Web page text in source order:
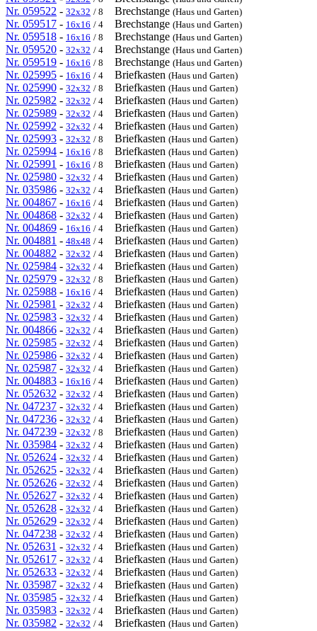
Nr. 059522 - 32x32 / 8 Brechstange (Haus und Garten)
Nr. 059517 - 16x16 / 4 Brechstange (Haus und Garten)
Nr. 059518 - 16x16 / 8 Brechstange (Haus und Garten)
Nr. 059520 - 32x32 / 4 Brechstange (Haus und Garten)
Nr. 059519 - 16x16 / 8 Brechstange (Haus und Garten)
Nr. 025995 - 16x16 / 4 Briefkasten (Haus und Garten)
Nr. 025990 - 32x32 / 8 Briefkasten (Haus und Garten)
Nr. 025982 - 32x32 / 4 Briefkasten (Haus und Garten)
Nr. 025989 - 32x32 / 4 Briefkasten (Haus und Garten)
Nr. 025992 - 32x32 / 4 Briefkasten (Haus und Garten)
Nr. 025993 - 32x32 / 8 Briefkasten (Haus und Garten)
Nr. 025994 - 16x16 / 8 Briefkasten (Haus und Garten)
Nr. 025991 - 16x16 / 8 Briefkasten (Haus und Garten)
Nr. 025980 - 32x32 / 4 Briefkasten (Haus und Garten)
Nr. 035986 - 32x32 / 4 Briefkasten (Haus und Garten)
Nr. 004867 - 16x16 / 4 Briefkasten (Haus und Garten)
Nr. 004868 - 32x32 / 4 Briefkasten (Haus und Garten)
Nr. 004869 - 16x16 / 4 Briefkasten (Haus und Garten)
Nr. 004881 - 48x48 / 4 Briefkasten (Haus und Garten)
Nr. 004882 - 32x32 / 4 Briefkasten (Haus und Garten)
Nr. 025984 - 32x32 / 4 Briefkasten (Haus und Garten)
Nr. 025979 - 32x32 / 8 Briefkasten (Haus und Garten)
Nr. 025988 - 16x16 / 4 Briefkasten (Haus und Garten)
Nr. 025981 - 32x32 / 4 Briefkasten (Haus und Garten)
Nr. 025983 - 32x32 / 4 Briefkasten (Haus und Garten)
Nr. 004866 - 32x32 / 4 Briefkasten (Haus und Garten)
Nr. 025985 - 32x32 / 4 Briefkasten (Haus und Garten)
Nr. 025986 - 32x32 / 4 Briefkasten (Haus und Garten)
Nr. 025987 - 32x32 / 4 Briefkasten (Haus und Garten)
Nr. 004883 - 16x16 / 4 Briefkasten (Haus und Garten)
Nr. 052632 - 32x32 / 4 Briefkasten (Haus und Garten)
Nr. 047237 - 32x32 / 4 Briefkasten (Haus und Garten)
Nr. 047236 - 32x32 / 4 Briefkasten (Haus und Garten)
Nr. 047239 - 32x32 / 8 Briefkasten (Haus und Garten)
Nr. 035984 - 32x32 / 4 Briefkasten (Haus und Garten)
Nr. 052624 - 32x32 / 4 Briefkasten (Haus und Garten)
Nr. 052625 - 32x32 / 4 Briefkasten (Haus und Garten)
Nr. 052626 - 32x32 / 4 Briefkasten (Haus und Garten)
Nr. 052627 - 32x32 / 4 Briefkasten (Haus und Garten)
Nr. 052628 - 32x32 / 4 Briefkasten (Haus und Garten)
Nr. 052629 - 32x32 / 4 Briefkasten (Haus und Garten)
Nr. 047238 - 32x32 / 4 Briefkasten (Haus und Garten)
Nr. 052631 - 32x32 / 4 Briefkasten (Haus und Garten)
Nr. 052617 - 32x32 / 4 Briefkasten (Haus und Garten)
Nr. 052633 - 32x32 / 4 Briefkasten (Haus und Garten)
Nr. 035987 - 32x32 / 4 Briefkasten (Haus und Garten)
Nr. 035985 - 32x32 / 4 Briefkasten (Haus und Garten)
Nr. 035983 - 32x32 / 4 Briefkasten (Haus und Garten)
Nr. 035982 - 32x32 / 4 Briefkasten (Haus und Garten)